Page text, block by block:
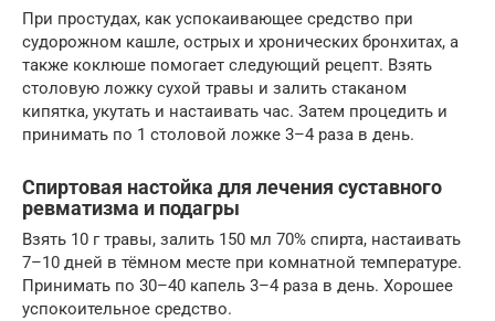
При простудах, как успокаивающее средство при
судорожном кашле, острых и хронических бронхитах, а
также коклюше помогает следующий рецепт. Взять
столовую ложку сухой травы и залить стаканом
кипятка, укутать и настаивать час. Затем процедить и
принимать по 1 столовой ложке 3–4 раза в день.
Спиртовая настойка для лечения суставного
ревматизма и подагры
Взять 10 г травы, залить 150 мл 70% спирта, настаивать
7–10 дней в тёмном месте при комнатной температуре.
Принимать по 30–40 капель 3–4 раза в день. Хорошее
успокоительное средство.